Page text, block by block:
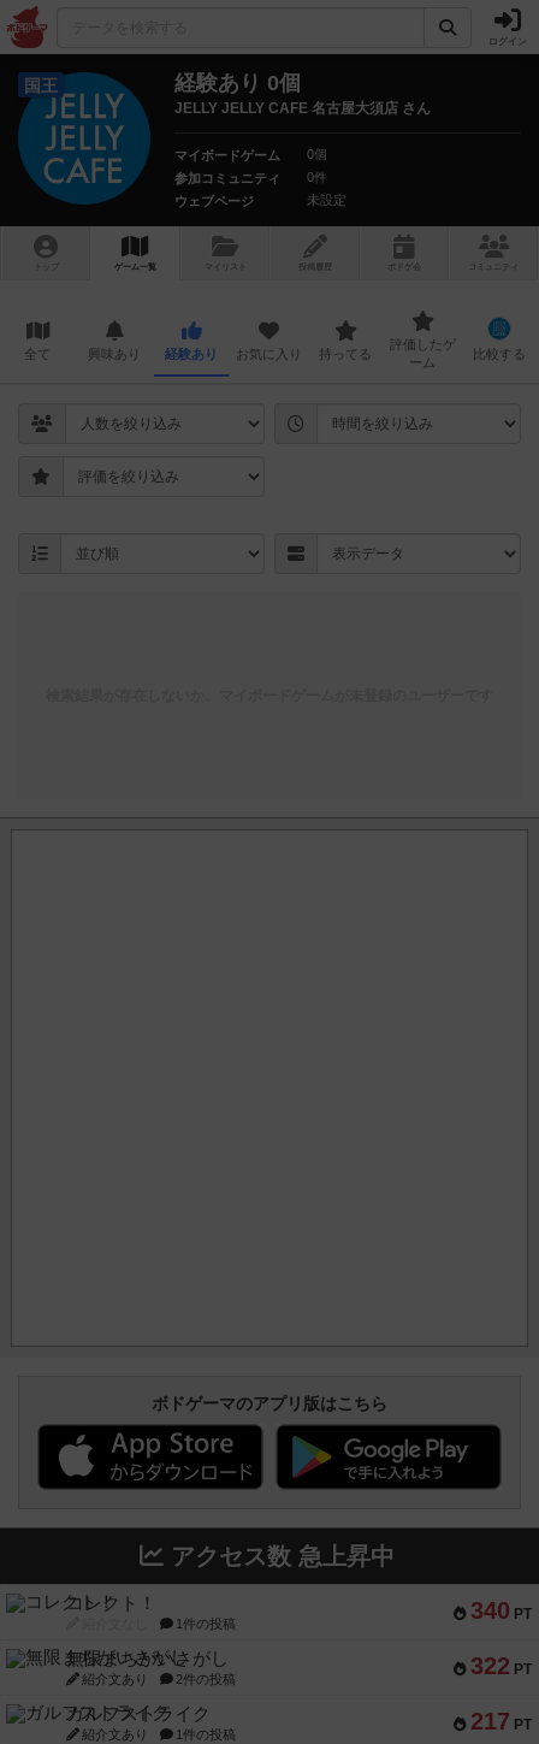
ログイン
国王 経験あり 0個
JELLY JELLY CAFE 名古屋大須店 さん
マイボードゲーム
0個
参加コミュニティ
0件
ウェブページ
未設定
トップ ゲーム一覧 マイリスト 投稿履歴 ボ ドゲ コミュニティ
全て 興味あり 経験あり お気に入り 持ってる
評価したゲ
ーム
比較する
ボドゲーマのアプリ版はこちら
アクセス数 急上昇中
340 PT
コレクト！
1件の投稿
322 PT
無限まちがいさがし
紹介文あり 2件の投稿
217 PT
ガルフストライク
紹介文あり 1件の投稿